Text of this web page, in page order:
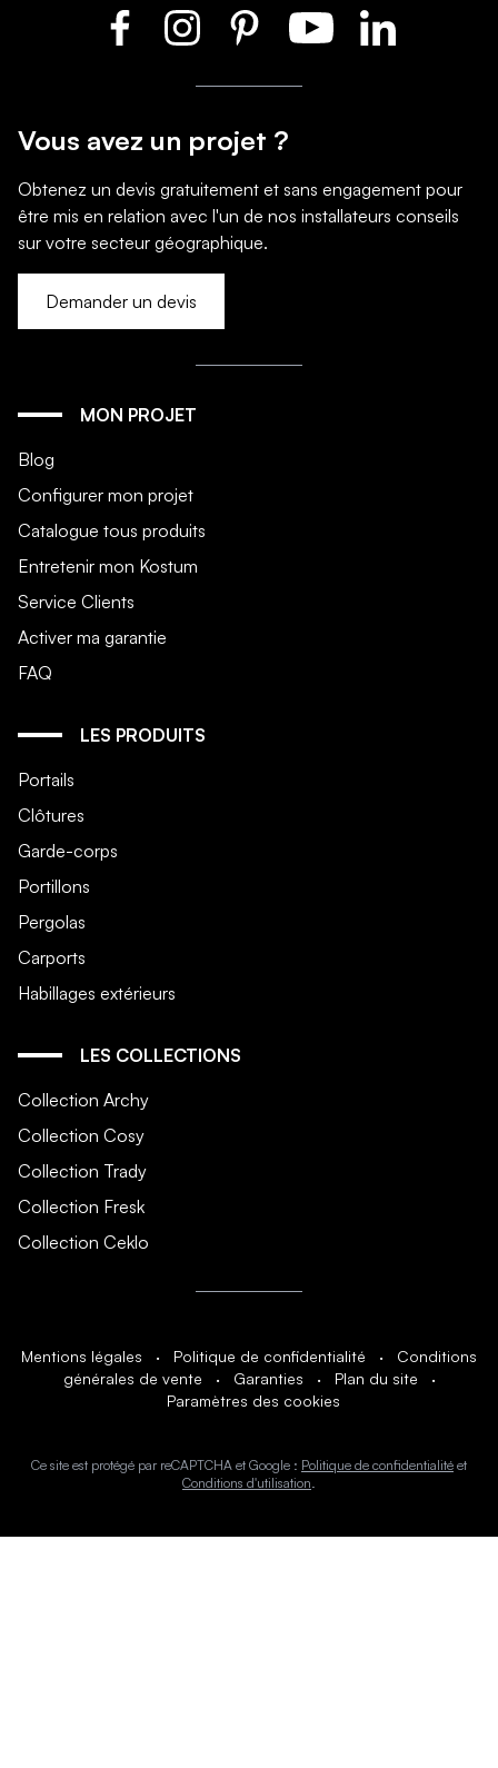
Vous avez un projet ?
Obtenez un devis gratuitement et sans engagement pour
être mis en relation avec l'un de nos installateurs conseils
sur votre secteur géographique.
Demander un devis
MON PROJET
Blog
Configurer mon projet
Catalogue tous produits
Entretenir mon Kostum
Service Clients
Activer ma garantie
FAQ
LES PRODUITS
Portails
Clôtures
Garde-corps
Portillons
Pergolas
Carports
Habillages extérieurs
LES COLLECTIONS
Collection Archy
Collection Cosy
Collection Trady
Collection Fresk
Collection Ceklo
Mentions légales · Politique de confidentialité ·
Conditions
générales de vente
· Garanties · Plan du site
·
Paramètres des cookies
Ce site est protégé par reCAPTCHA et Google : Politique de confidentialité et
Conditions d'utilisation.